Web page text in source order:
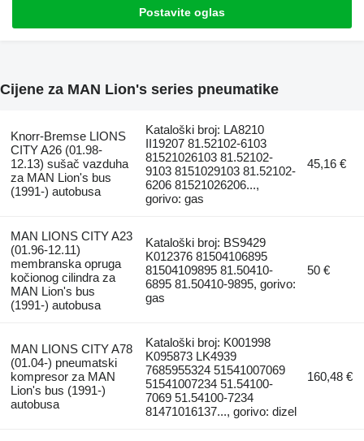
Postavite oglas
Cijene za MAN Lion's series pneumatikе
Knorr-Bremse LIONS
CITY A26 (01.98-
12.13) sušač vazduha
za MAN Lion's bus
(1991-) autobusa
Kataloški broj: LA8210
II19207 81.52102-6103
81521026103 81.52102-
9103 8151029103 81.52102-
6206 81521026206...,
gorivo: gas
45,16 €
MAN LIONS CITY A23
(01.96-12.11)
membranska opruga
kočionog cilindra za
MAN Lion's bus
(1991-) autobusa
Kataloški broj: BS9429
K012376 81504106895
81504109895 81.50410-
6895 81.50410-9895, gorivo:
gas
50 €
MAN LIONS CITY A78
(01.04-) pneumatski
kompresor za MAN
Lion's bus (1991-)
autobusa
Kataloški broj: K001998
K095873 LK4939
7685955324 51541007069
51541007234 51.54100-
7069 51.54100-7234
81471016137..., gorivo: dizel
160,48 €